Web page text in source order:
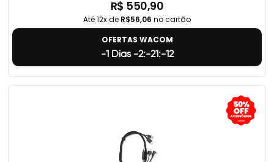
R$ 550,90
Até 12x de R$56,06 no cartão
OFERTAS WACOM
-1 Dias -2:-21:-12